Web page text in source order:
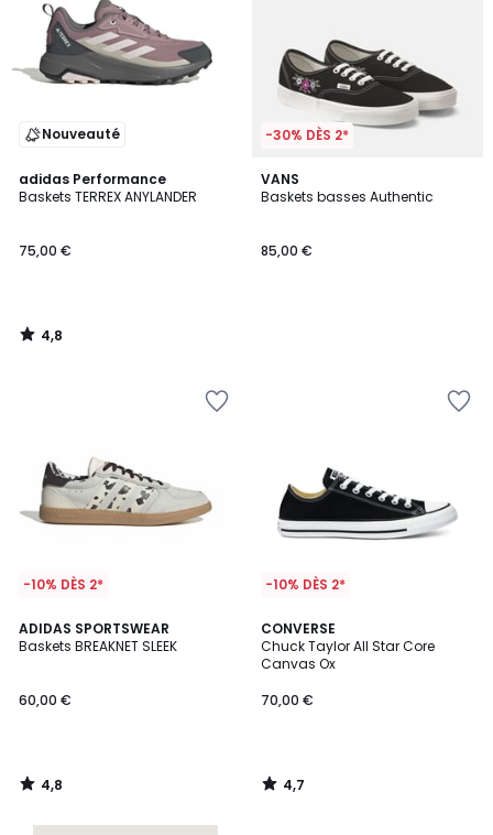
Nouveauté
adidas Performance
Baskets TERREX ANYLANDER
75,00 €
4,8
/ 5
4,8
/
-30% DÈS 2*
VANS
Baskets basses Authentic
85,00 €
-10% DÈS 2*
ADIDAS SPORTSWEAR
Baskets BREAKNET SLEEK
60,00 €
4,8
/ 5
4,8
/
-10% DÈS 2*
CONVERSE
Chuck Taylor All Star Core
Canvas Ox
70,00 €
4,7
/ 5
4,7
/